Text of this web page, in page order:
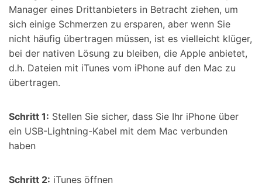
Manager eines Drittanbieters in Betracht ziehen, um
sich einige Schmerzen zu ersparen, aber wenn Sie
nicht häufig übertragen müssen, ist es vielleicht klüger,
bei der nativen Lösung zu bleiben, die Apple anbietet,
d.h. Dateien mit iTunes vom iPhone auf den Mac zu
übertragen.
Schritt 1: Stellen Sie sicher, dass Sie Ihr iPhone über
ein USB-Lightning-Kabel mit dem Mac verbunden
haben
Schritt 2: iTunes öffnen